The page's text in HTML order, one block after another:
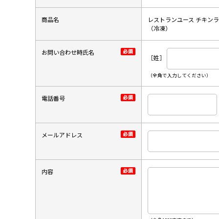
商品名
レストランユース チキン
（冷凍）
お問い合わせ時氏名
［姓］
（全角で入力してください）
電話番号
メールアドレス
内容